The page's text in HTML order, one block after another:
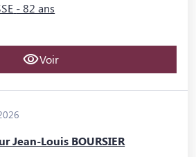
- 82 ans
Voir
Jean-Louis BOURSIER